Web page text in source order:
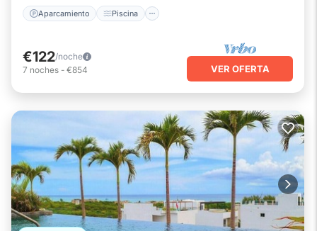
Aparcamiento Piscina
€122/noche
7 noches - €854 VER OFERTA